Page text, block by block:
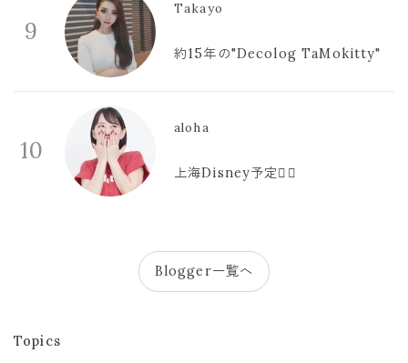
9
Takayo
約15年の"Decolog TaMokitty"
10
aloha
上海Disney予定🫪🩷
Blogger一覧へ
Topics